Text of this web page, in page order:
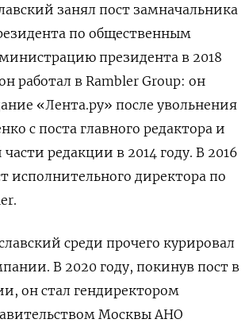
занял пост замначальника
по общественным
президента в 2018
работал в Rambler Group: он
«Лента.ру» после увольнения
с поста главного редактора и
редакции в 2014 году. В 2016
исполнительного директора по
среди прочего курировал
В 2020 году, покинув пост в
он стал гендиректором
Москвы АНО